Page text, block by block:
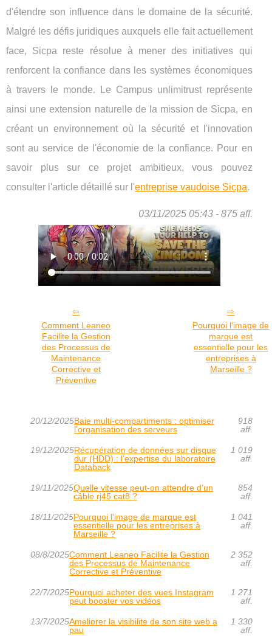
d'étendre son influence dans le domaine de la sécurité.
Malgré les défis juridiques auxquels elle fait actuellement
face, Sicpa reste résolue à mener des initiatives qui
renforcent la confiance dans les systèmes économiques
à travers le monde. Le Campus unlimitrust représente
ainsi une extension naturelle de la mission de Sicpa, en
créant un environnement où la sécurité et l'innovation
sont au service de l'économie de la confiance. Pour en
savoir plus sur ce projet ambitieux, vous pouvez
consulter l'article détaillé sur l'entreprise vaudoise Sicpa.
03/11/2025 05:43 - 875 aff.
Comment Leaneo
Facilite la Gestion
des Processus de
Maintenance
Corrective et
Préventive
Pourquoi l'image de
marque est
essentielle pour les
entreprises à
Marseille ?
20/12/2025Baie multi-compartiments : optimiser
l’organisation des serveurs
918
aff.
19/12/2025Récupération de données sur disque
dur (HDD) : l’expertise du laboratoire
Databack
1 019
aff.
19/11/2025Quelle vitesse peut-on attendre d’un
câble rj45 cat8 ?
854
aff.
18/11/2025Pourquoi l'image de marque est
essentielle pour les entreprises à
Marseille ?
1 041
aff.
08/8/2025Comment Leaneo Facilite la Gestion
des Processus de Maintenance
Corrective et Préventive
2 352
aff.
22/7/2025Pourquoi acheter des vues Instagram
peut booster vos vidéos
1 271
aff.
13/7/2025Ameliorer la visibilite de son site web a
pau
1 330
aff.